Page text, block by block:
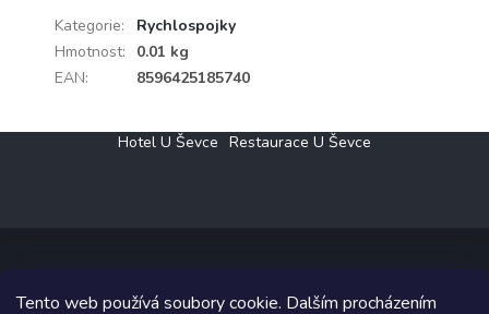
Tento web používá soubory cookie. Dalším procházením
Kategorie:
Rychlospojky
Hmotnost:
0.01 kg
EAN: 8596425185740
Hotel U Ševce Restaurace U Ševce